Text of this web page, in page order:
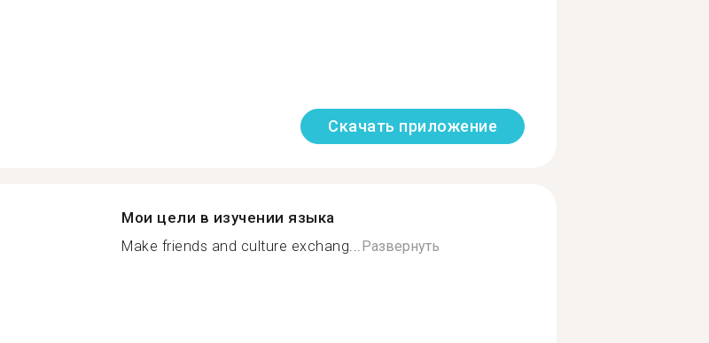
Скачать приложение
Мои цели в изучении языка
Make friends and culture exchang...Развернуть